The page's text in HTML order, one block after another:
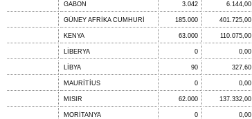
GABON 3.042 6.144,00
GÜNEY AFRİKA CUMHURİ 185.000 401.725,00
KENYA 63.000 110.075,00
LİBERYA 0 0,00
LİBYA 90 327,60
MAURİTİUS 0 0,00
MISIR 62.000 137.332,00
MORİTANYA 0 0,00